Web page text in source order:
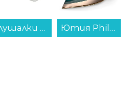
Ютия Philips DST8030/70... Фритюрник Tefal FF230831...